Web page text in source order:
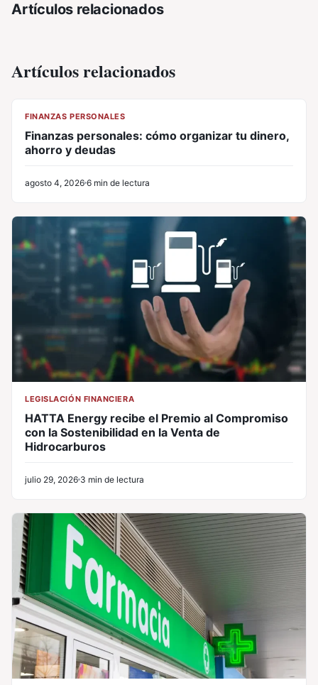
Artículos relacionados
Artículos relacionados
FINANZAS PERSONALES
Finanzas personales: cómo organizar tu dinero,
ahorro y deudas
agosto 4, 2026 6 min de lectura
LEGISLACIÓN FINANCIERA
HATTA Energy recibe el Premio al Compromiso
con la Sostenibilidad en la Venta de
Hidrocarburos
julio 29, 2026 3 min de lectura